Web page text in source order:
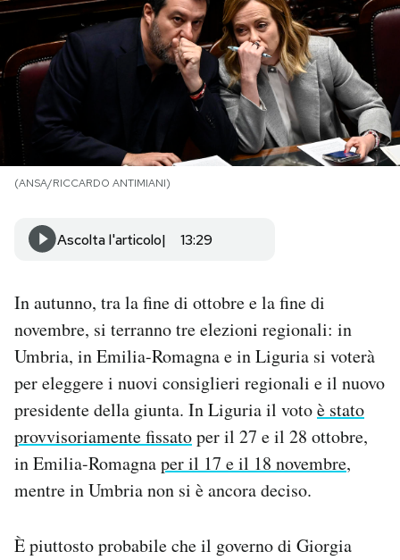
NEWSLETTER
I MIEI PREFERITI
SHOP
CALENDARIO
Area Personale
Notifiche mobile
Regala il Post
Hai bisogno di aiuto?
Esci
(ANSA/RICCARDO ANTIMIANI)
Ascolta l'articolo 13:29
In autunno, tra la fine di ottobre e la fine di
novembre, si terranno tre elezioni regionali: in
Umbria, in Emilia-Romagna e in Liguria si voterà
per eleggere i nuovi consiglieri regionali e il nuovo
presidente della giunta. In Liguria il votoè stato
provvisoriamente fissatoper il 27 e il 28 ottobre,
in Emilia-Romagnaper il 17 e il 18 novembre,
mentre in Umbria non si è ancora deciso.
È piuttosto probabile che il governo di Giorgia